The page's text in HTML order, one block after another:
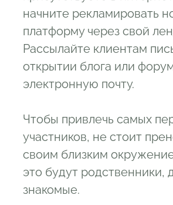
начните рекламировать
платформу через свой
Рассылайте клиентам
открытии блога или
электронную почту.
Чтобы привлечь самых
участников, не стоит
своим близким
это будут родственники,
знакомые.